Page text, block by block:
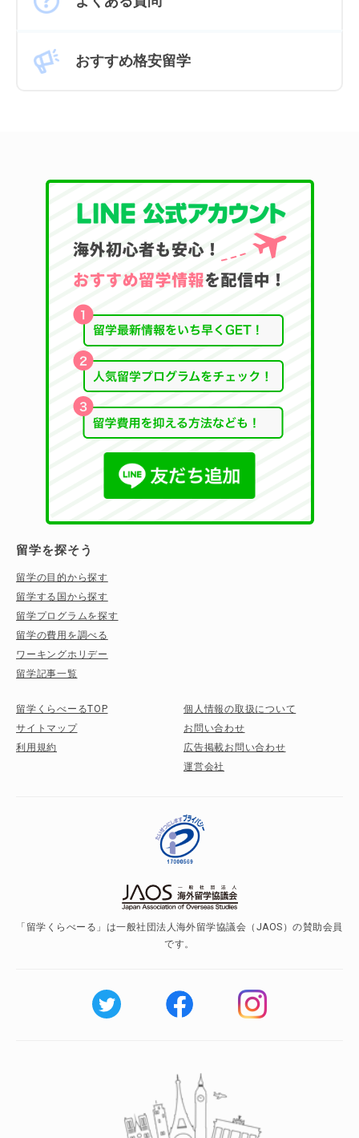
おすすめ格安留学
留学を探そう
留学の目的から探す
留学する国から探す
留学プログラムを探す
留学の費用を調べる
ワーキングホリデー
留学記事一覧
留学くらべーるTOP
サイトマップ
利用規約
個人情報の取扱について
お問い合わせ
広告掲載お問い合わせ
運営会社
「留学くらべーる」は一般社団法人海外留学協議会（JAOS）の賛助会員
です。